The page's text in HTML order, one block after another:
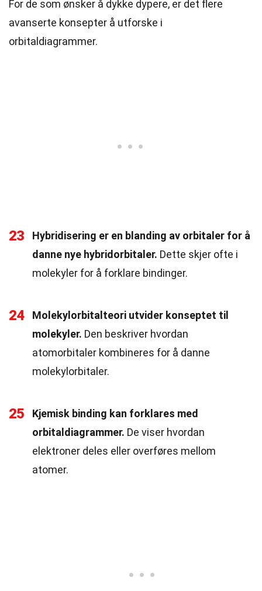
For de som ønsker å dykke dypere, er det flere
avanserte konsepter å utforske i
orbitaldiagrammer.
23
Hybridisering er en blanding av orbitaler for å
danne nye hybridorbitaler. Dette skjer ofte i
molekyler for å forklare bindinger.
24
Molekylorbitalteori utvider konseptet til
molekyler. Den beskriver hvordan
atomorbitaler kombineres for å danne
molekylorbitaler.
25
Kjemisk binding kan forklares med
orbitaldiagrammer. De viser hvordan
elektroner deles eller overføres mellom
atomer.